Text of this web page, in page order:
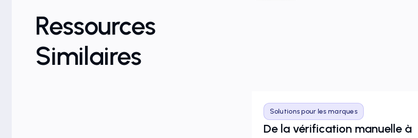
Ressources
Similaires
Solutions pour les marques
De la vérification manuelle à